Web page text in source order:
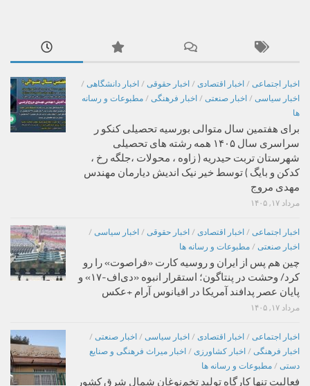
اخبار اجتماعی / اخبار اقتصادی / اخبار حقوقی / اخبار دانشگاهی /
اخبار سیاسی / اخبار صنعتی / اخبار فرهنگی / مطبوعات و رسانه
ها
برای هفتمین سال متوالی بورسیه تحصیلی کنکو ر
سراسری سال ۱۴۰۵ همه رشته های تحصیلی
شهرستان تربت حیدریه ( زاوه ، محولات ،جلگه رخ ،
کدکن و بایگ ) توسط خیر نیک اندیش دیارمان مهندس
مهدی مروج
مرداد ۱۷, ۱۴۰۵
اخبار اجتماعی / اخبار اقتصادی / اخبار حقوقی / اخبار سیاسی /
اخبار صنعتی / مطبوعات و رسانه ها
چین هم پس از ایران و روسیه کارت «فراصوت» را رو
کرد/ وحشت در پنتاگون؛ استقرار انبوه «دی‌اف‑۱۷» و
پایان عصر پدافند آمریکا در اقیانوس آرام +عکس
مرداد ۱۷, ۱۴۰۵
اخبار اجتماعی / اخبار اقتصادی / اخبار سیاسی / اخبار صنعتی /
اخبار فرهنگی / اخبار کشاورزی / اخبار میراث فرهنگی و صنایع
دستی / مطبوعات و رسانه ها
فعالیت تنها کارگاه تولید تخم‌نوغان شمال شرق کشور